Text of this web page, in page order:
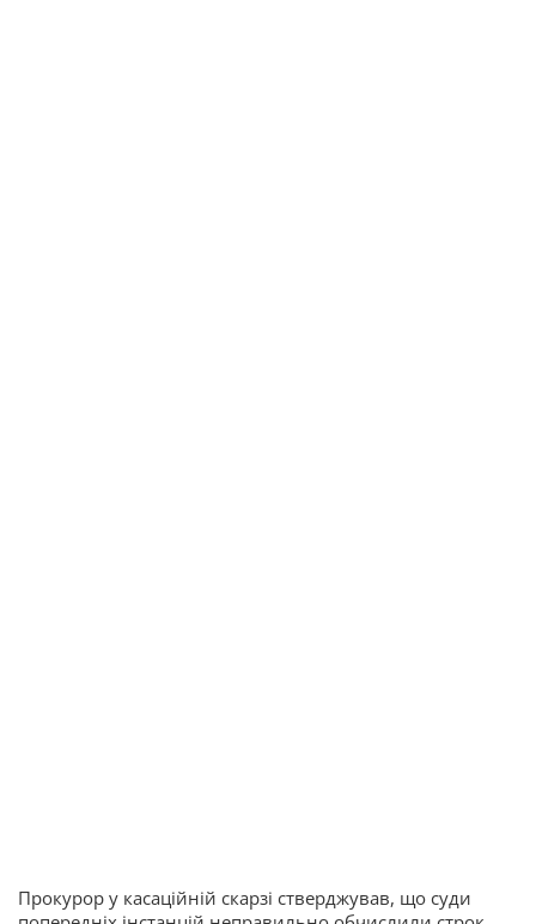
Прокурор у касаційній скарзі стверджував, що суди